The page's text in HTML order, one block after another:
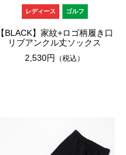
レディース ゴルフ
【BLACK】家紋+ロゴ柄履き口
リブアンクル丈ソックス
2,530円
（税込）